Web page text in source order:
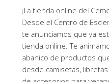
¡La tienda online del
Desde el Centro de
te anunciamos que ya
tienda online. Te
abanico de productos
desde camisetas,